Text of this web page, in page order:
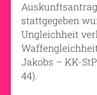
stattgegeben
Ungleichheit
Jakobs – KK-
44).